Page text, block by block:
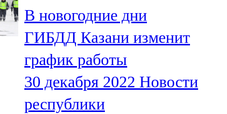
В новогодние дни
ГИБДД Казани изменит
график работы
30 декабря 2022 Новости
республики